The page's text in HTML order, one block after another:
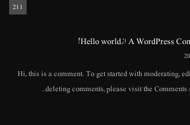
211
A WordPressازHello world!
Hi, this is a comment. To get started with moderating,
deleting comments, please visit the Comments